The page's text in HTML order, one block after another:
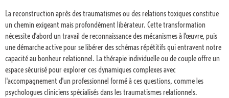
La reconstruction après des traumatismes ou des relations toxiques constitue
un chemin exigeant mais profondément libérateur. Cette transformation
nécessite d'abord un travail de reconnaissance des mécanismes à l'œuvre, puis
une démarche active pour se libérer des schémas répétitifs qui entravent notre
capacité au bonheur relationnel. La thérapie individuelle ou de couple offre un
espace sécurisé pour explorer ces dynamiques complexes avec
l'accompagnement d'un professionnel formé à ces questions, comme les
psychologues cliniciens spécialisés dans les traumatismes relationnels.